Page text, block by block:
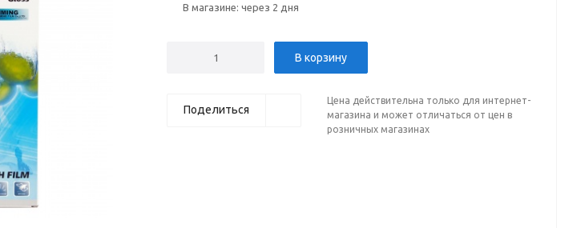
В магазине: через 2 дня
В корзину
Поделиться
Цена действительна только для интернет-
магазина и может отличаться от цен в
розничных магазинах